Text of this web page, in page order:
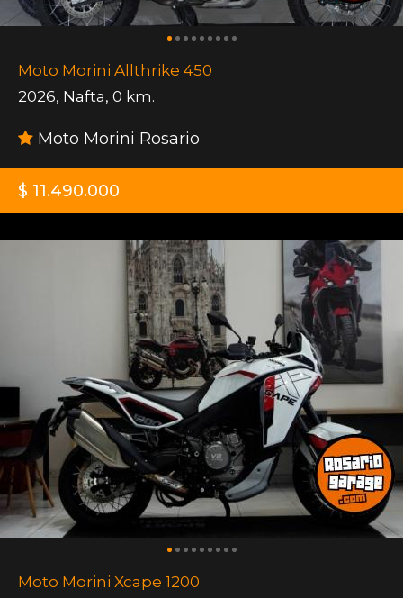
Moto Morini Allthrike 450
2026, Nafta, 0 km.
Moto Morini Rosario
$ 11.490.000
Moto Morini Xcape 1200